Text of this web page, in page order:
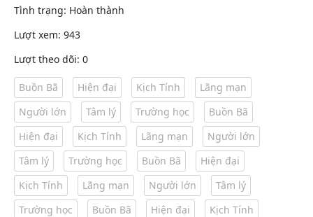
Tình trạng: Hoàn thành
Lượt xem: 943
Lượt theo dõi: 0
Buồn Bã Hiện đại Kịch Tính
Lãng mạn
Người lớn
Tâm lý Trường học
Buồn Bã
Hiện đại
Kịch Tính Lãng mạn
Người lớn
Tâm lý
Trường học Buồn Bã
Hiện đại
Kịch Tính
Lãng mạn Người lớn
Tâm lý
Trường học
Buồn Bã Hiện đại
Kịch Tính